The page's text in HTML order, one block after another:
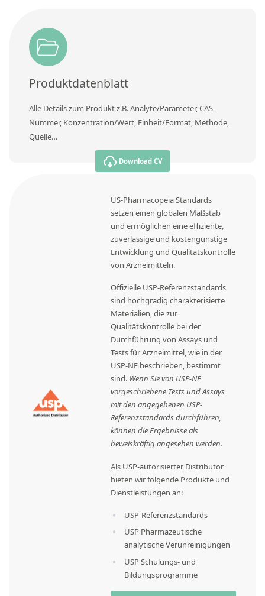
Produktdatenblatt
Alle Details zum Produkt z.B. Analyte/Parameter, CAS-
Nummer, Konzentration/Wert, Einheit/Format, Methode,
Quelle…
Download CV
US-Pharmacopeia Standards
setzen einen globalen Maßstab
und ermöglichen eine effiziente,
zuverlässige und kostengünstige
Entwicklung und Qualitätskontrolle
von Arzneimitteln.
Offizielle USP-Referenzstandards
sind hochgradig charakterisierte
Materialien, die zur
Qualitätskontrolle bei der
Durchführung von Assays und
Tests für Arzneimittel, wie in der
USP-NF beschrieben, bestimmt
sind. Wenn Sie von USP-NF
vorgeschriebene Tests und Assays
mit den angegebenen USP-
Referenzstandards durchführen,
können die Ergebnisse als
beweiskräftig angesehen werden.
Als USP-autorisierter Distributor
bieten wir folgende Produkte und
Dienstleistungen an:
USP-Referenzstandards
USP Pharmazeutische
analytische Verunreinigungen
USP Schulungs- und
Bildungsprogramme